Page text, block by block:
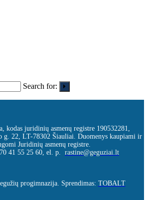
Search for:
kodas juridinių asmenų registre 190532281,
g. 22, LT-78302 Šiauliai. Duomenys kaupiami ir
Juridinių asmenų registre.
41 55 25 60, el. p. rastine@geguziai.lt
progimnazija. Sprendimas: TOBALT